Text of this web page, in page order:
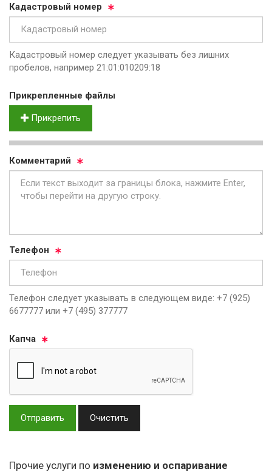
Ка­дас­тро­вый но­мер
Кадастровый номер следует указывать без лишних
пробелов, например 21:01:010209:18
Прик­реп­лен­ные фай­лы
Прикрепить
Ком­мен­та­рий
Те­ле­фон
Телефон следует указывать в следующем виде: +7 (925)
6677777 или +7 (495) 377777
Кап­ча
Отправить Очистить
Прочие услуги по изменению и оспаривание